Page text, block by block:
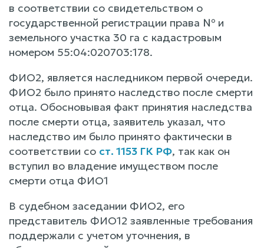
в соответствии со свидетельством о
государственной регистрации права № и
земельного участка 30 га с кадастровым
номером 55:04:020703:178.
ФИО2, является наследником первой очереди.
ФИО2 было принято наследство после смерти
отца. Обосновывая факт принятия наследства
после смерти отца, заявитель указал, что
наследство им было принято фактически в
соответствии со ст. 1153 ГК РФ, так как он
вступил во владение имуществом после
смерти отца ФИО1
В судебном заседании ФИО2, его
представитель ФИО12 заявленные требования
поддержали с учетом уточнения, в